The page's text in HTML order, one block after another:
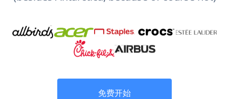
免费开始